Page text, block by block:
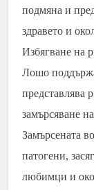
подмяна и
здравето и
Избягване на
Лошо
представлява
замърсяване
Замърсената
патогени,
любимци и